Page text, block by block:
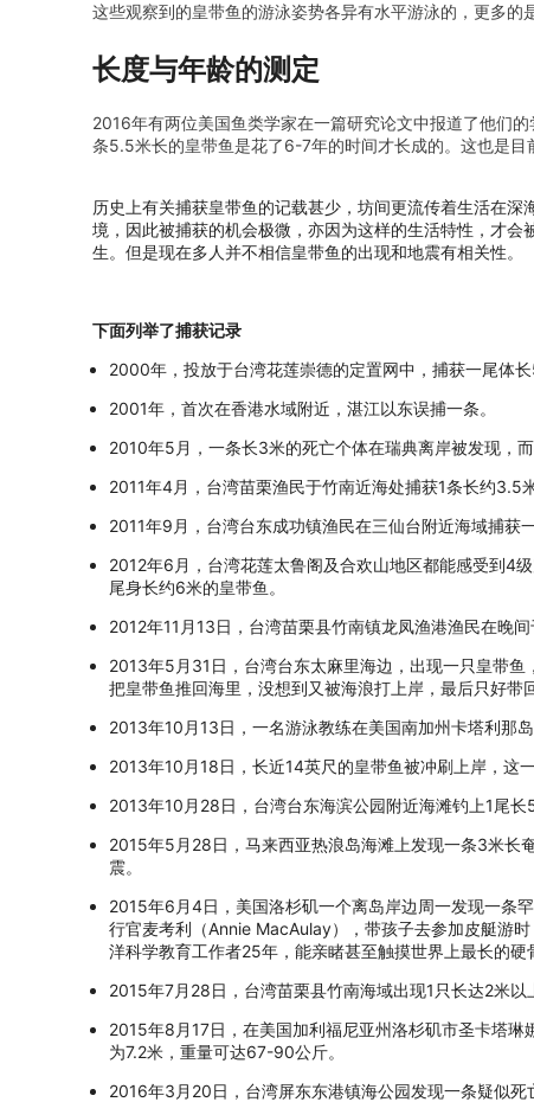
这些观察到的皇带鱼的游泳姿势各异有水平游泳的，更多的
长度与年龄的测定
2016年有两位美国鱼类学家在一篇研究论文中报道了他们
条5.5米长的皇带鱼是花了6-7年的时间才长成的。这也是目
历史上有关捕获皇带鱼的记载甚少，坊间更流传着生活在
境，因此被捕获的机会极微，亦因为这样的生活特性，才会
生。但是现在多人并不相信皇带鱼的出现和地震有相关性。
下面列举了捕获记录
2000年，投放于台湾花莲崇德的定置网中，捕获一尾体
2001年，首次在香港水域附近，湛江以东误捕一条。
2010年5月，一条长3米的死亡个体在瑞典离岸被发现，
2011年4月，台湾苗栗渔民于竹南近海处捕获1条长约3.5
2011年9月，台湾台东成功镇渔民在三仙台附近海域捕获
2012年6月，台湾花莲太鲁阁及合欢山地区都能感受到4
尾身长约6米的皇带鱼。
2012年11月13日，台湾苗栗县竹南镇龙凤渔港渔民在晚
2013年5月31日，台湾台东太麻里海边，出现一只皇带
把皇带鱼推回海里，没想到又被海浪打上岸，最后只好
2013年10月13日，一名游泳教练在美国南加州卡塔利那
2013年10月18日，长近14英尺的皇带鱼被冲刷上岸，这
2013年10月28日，台湾台东海滨公园附近海滩钓上1尾
2015年5月28日，马来西亚热浪岛海滩上发现一条3米长
震。
2015年6月4日，美国洛杉矶一个离岛岸边周一发现一条
行官麦考利（Annie MacAulay），带孩子去参加皮艇游
洋科学教育工作者25年，能亲睹甚至触摸世界上最长的硬
2015年7月28日，台湾苗栗县竹南海域出现1只长达2米
2015年8月17日，在美国加利福尼亚州洛杉矶市圣卡塔
为7.2米，重量可达67-90公斤。
2016年3月20日，台湾屏东东港镇海公园发现一条疑似死